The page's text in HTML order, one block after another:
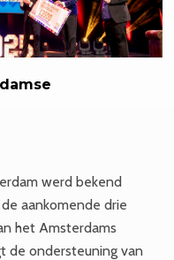
werd bekend
aankomende drie
het Amsterdams
de ondersteuning van